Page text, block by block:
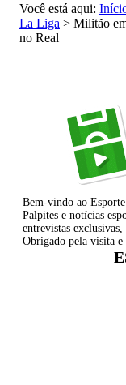
Você está aqui:
La Liga > Militão
no Real
Bem-vindo ao
Palpites e notícias
entrevistas
Obrigado pela visita